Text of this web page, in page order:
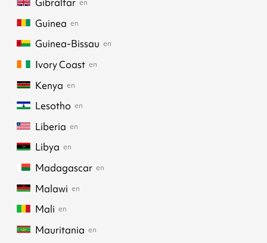
en
Guinea en
Guinea-Bissau en
Ivory Coast en
Kenya en
Lesotho en
Liberia en
Libya en
Madagascar en
Malawi en
Mali en
Mauritania en